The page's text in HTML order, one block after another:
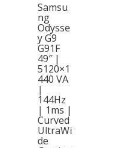
Samsu
ng
Odysse
y G9
G91F
49″ |
5120×1
440 VA
|
144Hz
| 1ms |
Curved
UltraWi
de